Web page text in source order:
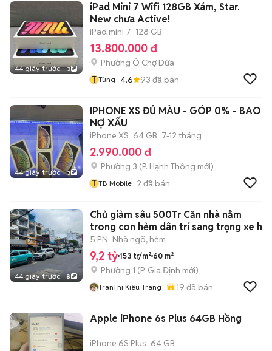
44 giây trước 3
iPad Mini 7 Wifi 128GB Xám, Star.
New chưa Active!
iPad mini 7 128 GB
13.800.000 đ
Phường Ô Chợ Dừa
T Tùng 4.6 93 đã bán
44 giây trước 3
IPHONE XS ĐỦ MÀU - GÓP 0% - BAO
NỢ XẤU
iPhone XS 64 GB 7-12 tháng
2.990.000 đ
Phường 3 (P. Hạnh Thông mới)
T TB Mobile 2 đã bán
44 giây trước 8
Chủ giảm sâu 500Tr Căn nhà nằm
trong con hẻm dân trí sang trọng xe h
5 PN Nhà ngõ, hẻm
9,2 tỷ 153 tr/m² 60 m²
Phường 1 (P. Gia Định mới)
TranThi Kiêu Trang 19 đã bán
Apple iPhone 6s Plus 64GB Hồng
iPhone 6S Plus 64 GB